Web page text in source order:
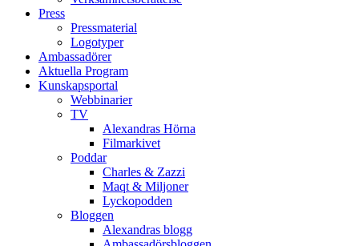
Press
Pressmaterial
Logotyper
Ambassadörer
Aktuella Program
Kunskapsportal
Webbinarier
TV
Alexandras Hörna
Filmarkivet
Poddar
Charles & Zazzi
Maqt & Miljoner
Lyckopodden
Bloggen
Alexandras blogg